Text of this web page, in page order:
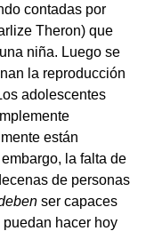
contadas por
Theron) que
niña. Luego se
la reproducción
adolescentes
están
la falta de
de personas
ser capaces
hacer hoy